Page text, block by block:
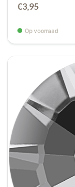
€3,95
Op voorraad